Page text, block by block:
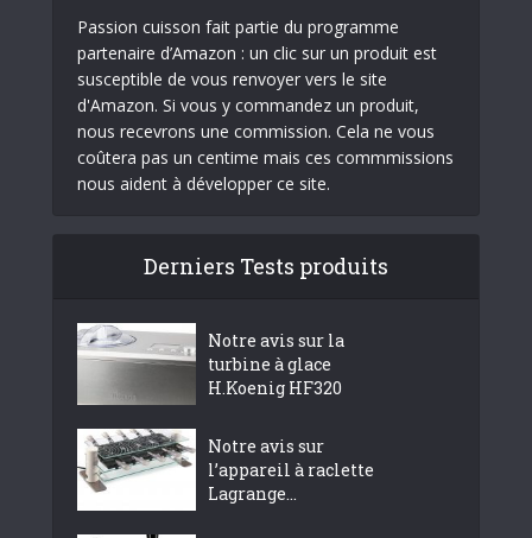
Passion cuisson fait partie du programme
partenaire d’Amazon : un clic sur un produit est
susceptible de vous renvoyer vers le site
d'Amazon. Si vous y commandez un produit,
nous recevrons une commission. Cela ne vous
coûtera pas un centime mais ces commmissions
nous aident à développer ce site.
Derniers Tests produits
Notre avis sur la
turbine à glace
H.Koenig HF320
Notre avis sur
l’appareil à raclette
Lagrange...